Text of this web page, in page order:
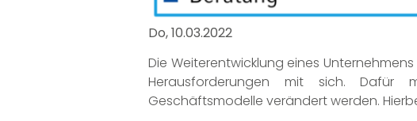
Do, 10.03.2022
Die Weiterentwicklung eines
Herausforderungen mit sich. Dafür
Geschäftsmodelle verändert werden.